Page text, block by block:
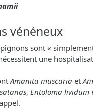
vénéneux
sont «
une
Amanita muscaria et
, Entoloma lividum